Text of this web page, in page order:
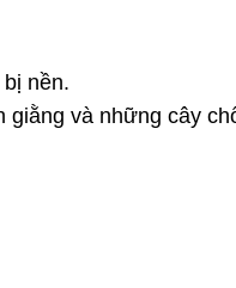
nền.
giằng và những cây